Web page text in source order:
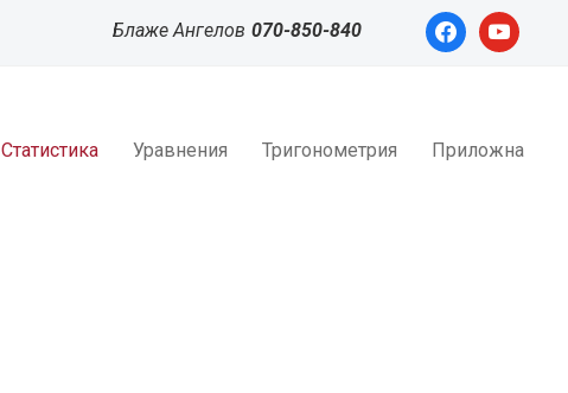
facebookyoutube
Блаже Ангелов 070-850-840
Статистика Уравнения Тригонометрия Приложна